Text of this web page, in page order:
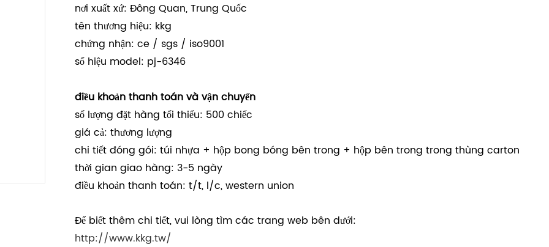
nơi xuất xứ: Đông Quan, Trung Quốc
tên thương hiệu: kkg
chứng nhận: ce / sgs / iso9001
số hiệu model: pj-6346
điều khoản thanh toán và vận chuyển
số lượng đặt hàng tối thiểu: 500 chiếc
giá cả: thương lượng
chi tiết đóng gói: túi nhựa + hộp bong bóng bên trong + hộp bên trong trong thùng carton
thời gian giao hàng: 3-5 ngày
điều khoản thanh toán: t/t, l/c, western union
Để biết thêm chi tiết, vui lòng tìm các trang web bên dưới:
http://www.kkg.tw/